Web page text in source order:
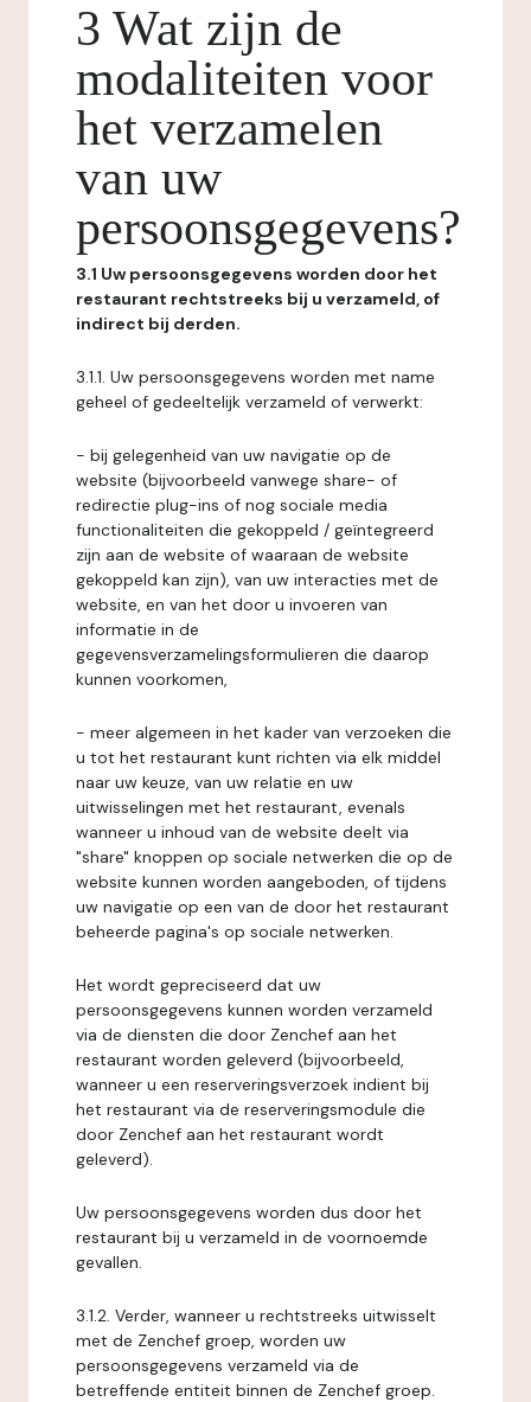
3 Wat zijn de
modaliteiten voor
het verzamelen
van uw
persoonsgegevens?
3.1 Uw persoonsgegevens worden door het
restaurant rechtstreeks bij u verzameld, of
indirect bij derden.
3.1.1. Uw persoonsgegevens worden met name
geheel of gedeeltelijk verzameld of verwerkt:
- bij gelegenheid van uw navigatie op de
website (bijvoorbeeld vanwege share- of
redirectie plug-ins of nog sociale media
functionaliteiten die gekoppeld / geïntegreerd
zijn aan de website of waaraan de website
gekoppeld kan zijn), van uw interacties met de
website, en van het door u invoeren van
informatie in de
gegevensverzamelingsformulieren die daarop
kunnen voorkomen,
- meer algemeen in het kader van verzoeken die
u tot het restaurant kunt richten via elk middel
naar uw keuze, van uw relatie en uw
uitwisselingen met het restaurant, evenals
wanneer u inhoud van de website deelt via
"share" knoppen op sociale netwerken die op de
website kunnen worden aangeboden, of tijdens
uw navigatie op een van de door het restaurant
beheerde pagina's op sociale netwerken.
Het wordt gepreciseerd dat uw
persoonsgegevens kunnen worden verzameld
via de diensten die door Zenchef aan het
restaurant worden geleverd (bijvoorbeeld,
wanneer u een reserveringsverzoek indient bij
het restaurant via de reserveringsmodule die
door Zenchef aan het restaurant wordt
geleverd).
Uw persoonsgegevens worden dus door het
restaurant bij u verzameld in de voornoemde
gevallen.
3.1.2. Verder, wanneer u rechtstreeks uitwisselt
met de Zenchef groep, worden uw
persoonsgegevens verzameld via de
betreffende entiteit binnen de Zenchef groep.